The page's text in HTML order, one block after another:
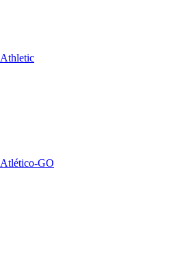
Athletic
Atlético-GO